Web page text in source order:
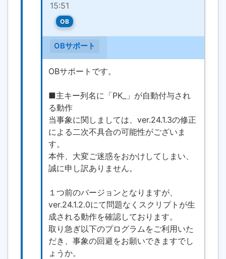
15:51
OB
OBサポート
OBサポートです。
■主キー列名に「PK_」が自動付与され
る動作
当事象に関しましては、ver.24.1.3の修正
による二次不具合の可能性がございま
す。
本件、大変ご迷惑をおかけしてしまい、
誠に申し訳ありません。
１つ前のバージョンとなりますが、
ver.24.1.2.0にて問題なくスクリプトが生
成される動作を確認しております。
取り急ぎ以下のプログラムをご利用いた
だき、事象の回避をお願いできますでし
ょうか。